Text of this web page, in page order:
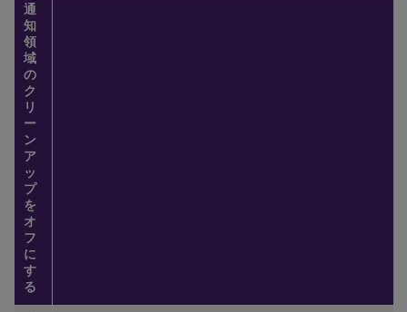
通
知
領
域
の
ク
リ
ー
ン
ア
ッ
プ
を
オ
フ
に
す
る